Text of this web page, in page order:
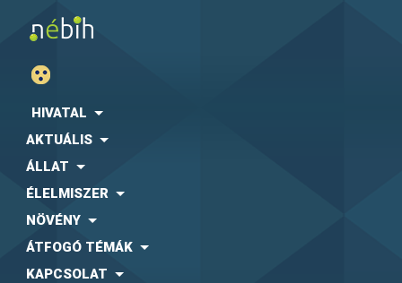
HIVATAL
AKTUÁLIS
ÁLLAT
ÉLELMISZER
NÖVÉNY
ÁTFOGÓ TÉMÁK
KAPCSOLAT